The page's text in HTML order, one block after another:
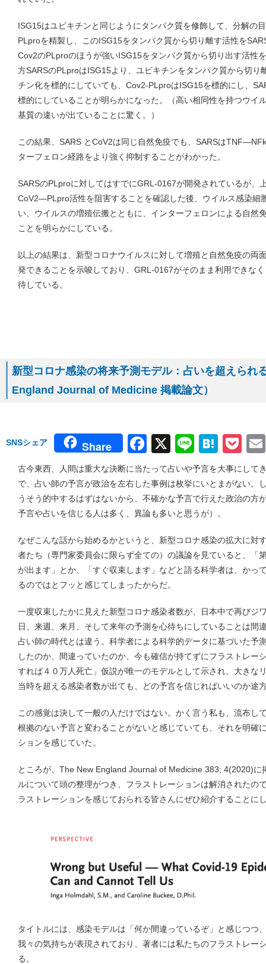
ISG15はユビキチンと同じようにタンパク質を修飾して、分解の
PLproを精製し、このISG15をタンパク質から切り離す活性を
Cov2のPLproのほうが強いISG15をタンパク質から切り出す活性
方SARSのPLproはISG15より、ユビキチンをタンパク質から切り
チン化を標的にしていても、Cov2-PLproはISG15を標的にし、
標的にしていることが明らかになった。（高い相同性を持つウイ
基質の違いが出ていることに驚く。）
この結果、SARS とCoV2は同じ自然免疫でも、SARSは
ターフェロン経路をより強く抑制することがわかった。
SARSのPLproに対してはすでにGRL-0167が開発されているが、
CoV2―PLpro活性を阻害することを確認した後、ウイルス感染細
い、ウイルスの増殖伝搬とともに、インターフェロンによる自然
ことを明らかにしている。
以上の結果は、新型コロナウイルスに対して増殖と自然免疫の両
発できることを示唆しており、GRL-0167がそのまま利用できな
待している。
新型コロナ感染の将来予測モデル：占いを超えら
England Journal of Medicine 掲載論文）
SNSシェア Share Facebook
X Line
古今東西、人間は重大な決断に当たって占いや予言を大事にして
で、占い師の予言が政治を左右した事例は枚挙にいとまがない。
うそう的中するはずはないから、不確かな予言で行えた政治の方
予言や占いを信じる人は多く、異論も多いと思うが）。
なぜこんな話から始めるかというと、新型コロナ感染の拡大に対
者たち（専門家委員会に限らず全ての）の議論を見ていると、「
が出ます」とか、「すぐ収束します」などと語る科学者は、かっ
るのではとフッと感じてしまったからだ。
一度収束したかに見えた新型コロナ感染者数が、日本中で再びジ
日、来週、来月、そして来年の予測を心待ちにしていることは間
占い師の時代とは違う。科学者による科学的データに基づいた予
したのか、間違っていたのか、今も確信が持てずにフラストレー
すれば４０万人死亡」仮説が唯一のモデルとして示され、大きな
当時を超える感染者数が出ても、どの予言を信じればいいのか途
この感覚は決して一般の人だけではない。かく言う私も、流布し
根拠のない予言と変わることがないと感じていても、それを明確
ションを感じていた。
ところが、The New England Journal of Medicine 383; 4(2020)に
ルについて頭の整理がつき、フラストレーションは解消されたの
ラストレーションを感じておられる皆さんにぜひ紹介することに
タイトルには、感染モデルは「何か間違っているぞ」と感じつつ
我々の気持ちが表現されており、著者には私たちのフラストレー
る。